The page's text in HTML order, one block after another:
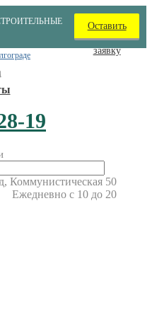
Оставить
заявку
19
Коммунистическая 50
Ежедневно с 10 до 20